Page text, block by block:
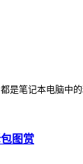
是笔记本电脑中
图赏